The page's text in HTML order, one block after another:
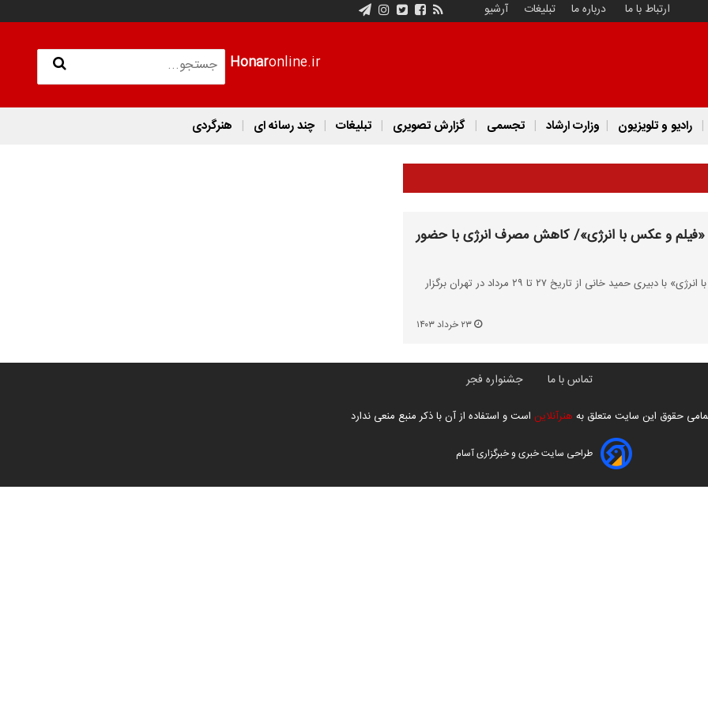
ارتباط با ما درباره ما تبلیغات آرشیو
Honaronline.ir
رادیو و تلویزیون وزارت ارشاد تجسمی گزارش تصویری تبلیغات چند رسانه ای هنرگردی
«فیلم و عکس با انرژی»/ کاهش مصرف انرژی با حضور
نخستین جشنواره «فیلم و عکس با انرژی» با دبیری حمید خانی از تاریخ ۲۷ تا ۲۹ مرداد در تهران برگزار
۲۳ خرداد ۱۴۰۳
تماس با ما جشنواره فجر
حقوق این سایت متعلق به هنرآنلاین است و استفاده از آن با ذکر منبع منعی ندارد
طراحی سایت خبری و خبرگزاری آسام